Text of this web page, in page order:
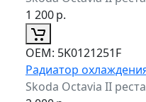
1 200р.
ОЕМ: 5K0121251F
Радиатор
Skoda Octavia II